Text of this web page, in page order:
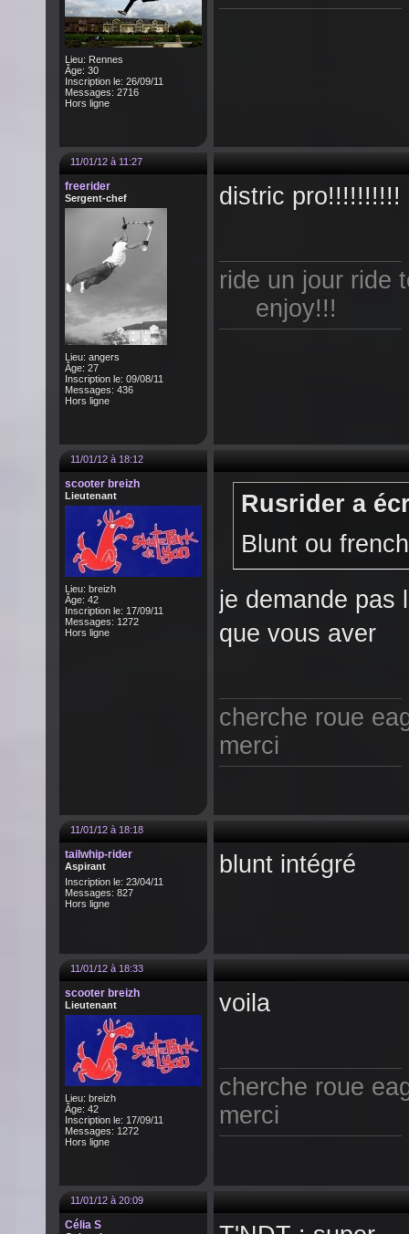
Lieu: Rennes
Âge: 30
Inscription le: 26/09/11
Messages: 2716
Hors ligne
11/01/12 à 11:27
freerider
Sergent-chef
Lieu: angers
Âge: 27
Inscription le: 09/08/11
Messages: 436
Hors ligne
distric pro!!!!!!!!!!
ride un jour ride
enjoy!!!
11/01/12 à 18:12
scooter breizh
Lieutenant
Lieu: breizh
Âge: 42
Inscription le: 17/09/11
Messages: 1272
Hors ligne
Rusrider a
Blunt ou french
je demande pas
que vous aver
cherche roue
merci
11/01/12 à 18:18
tailwhip-rider
Aspirant
Inscription le: 23/04/11
Messages: 827
Hors ligne
blunt intégré
11/01/12 à 18:33
scooter breizh
Lieutenant
Lieu: breizh
Âge: 42
Inscription le: 17/09/11
Messages: 1272
Hors ligne
voila
cherche roue
merci
11/01/12 à 20:09
Célia S